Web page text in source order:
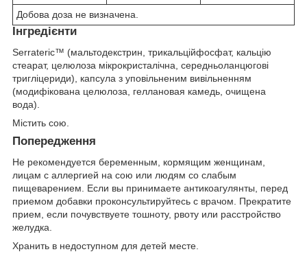
Добова доза не визначена.
Інгредієнти
Serrateric™ (мальтодекстрин, трикальційфосфат, кальцію
стеарат, целюлоза мікрокристалічна, середньоланцюгові
тригліцериди), капсула з уповільненим вивільненням
(модифікована целюлоза, геллановая камедь, очищена
вода).
Містить сою.
Попередження
Не рекомендуется беременным, кормящим женщинам,
лицам с аллергией на сою или людям со слабым
пищеварением. Если вы принимаете антикоагулянты, перед
приемом добавки проконсультируйтесь с врачом. Прекратите
прием, если почувствуете тошноту, рвоту или расстройство
желудка.
Хранить в недоступном для детей месте.